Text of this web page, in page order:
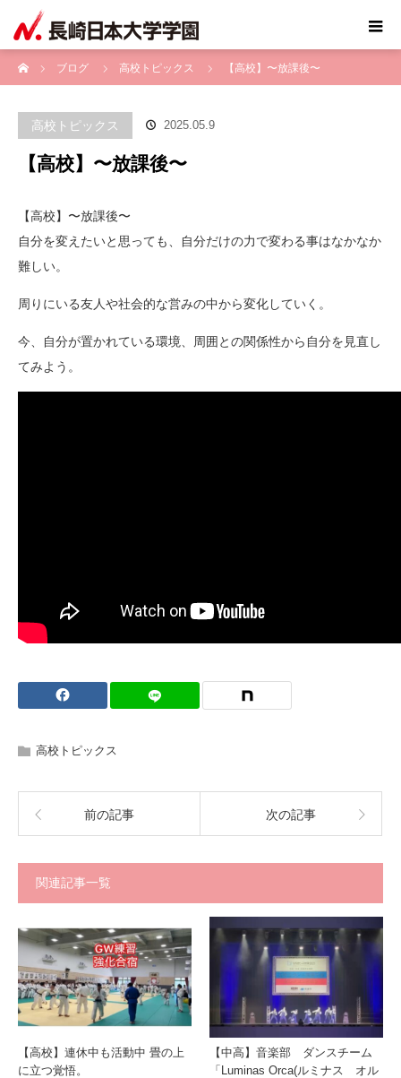
ブログ
高校トピックス 【高校】〜放課後〜
高校トピックス 2025.05.9
【高校】〜放課後〜
【高校】〜放課後〜
自分を変えたいと思っても、自分だけの力で変わる事はなかなか
難しい。
周りにいる友人や社会的な営みの中から変化していく。
今、自分が置かれている環境、周囲との関係性から自分を見直し
てみよう。
高校トピックス
前の記事 次の記事
関連記事一覧
【高校】連休中も活動中 畳の上
に立つ覚悟。
【中高】音楽部 ダンスチーム
「Luminas Orca(ルミナス オル